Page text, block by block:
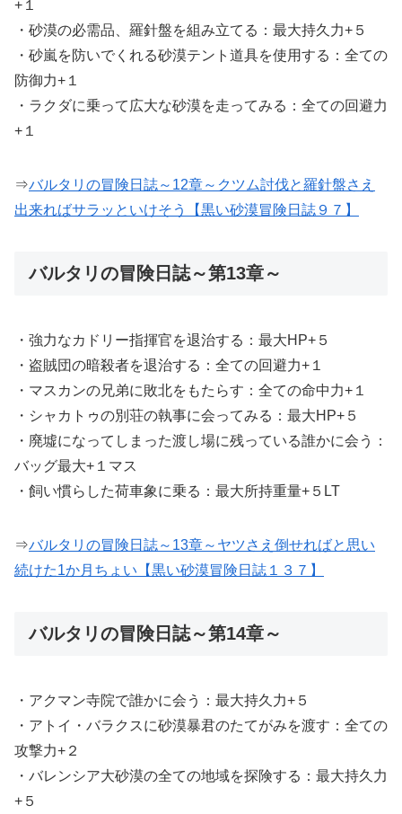
+１
・砂漠の必需品、羅針盤を組み立てる：最大持久力+５
・砂嵐を防いでくれる砂漠テント道具を使用する：全ての
防御力+１
・ラクダに乗って広大な砂漠を走ってみる：全ての回避力
+１
⇒バルタリの冒険日誌～12章～クツム討伐と羅針盤さえ
出来ればサラッといけそう【黒い砂漠冒険日誌９７】
バルタリの冒険日誌～第13章～
・強力なカドリー指揮官を退治する：最大HP+５
・盗賊団の暗殺者を退治する：全ての回避力+１
・マスカンの兄弟に敗北をもたらす：全ての命中力+１
・シャカトゥの別荘の執事に会ってみる：最大HP+５
・廃墟になってしまった渡し場に残っている誰かに会う：
バッグ最大+１マス
・飼い慣らした荷車象に乗る：最大所持重量+５LT
⇒バルタリの冒険日誌～13章～ヤツさえ倒せればと思い
続けた1か月ちょい【黒い砂漠冒険日誌１３７】
バルタリの冒険日誌～第14章～
・アクマン寺院で誰かに会う：最大持久力+５
・アトイ・バラクスに砂漠暴君のたてがみを渡す：全ての
攻撃力+２
・バレンシア大砂漠の全ての地域を探険する：最大持久力
+５